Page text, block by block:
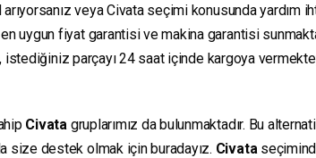
veya Civata seçimi konusunda yardım
uygun fiyat garantisi ve makina garantisi
istediğiniz parçayı 24 saat içinde kargoya
Civata gruplarımız da bulunmaktadır. Bu
size destek olmak için buradayız. Civata